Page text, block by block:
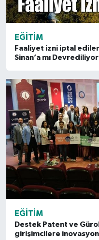
EĞITIM
Faaliyet izni iptal
Sinan’a mı
EĞITIM
Destek Patent ve
girişimcilere